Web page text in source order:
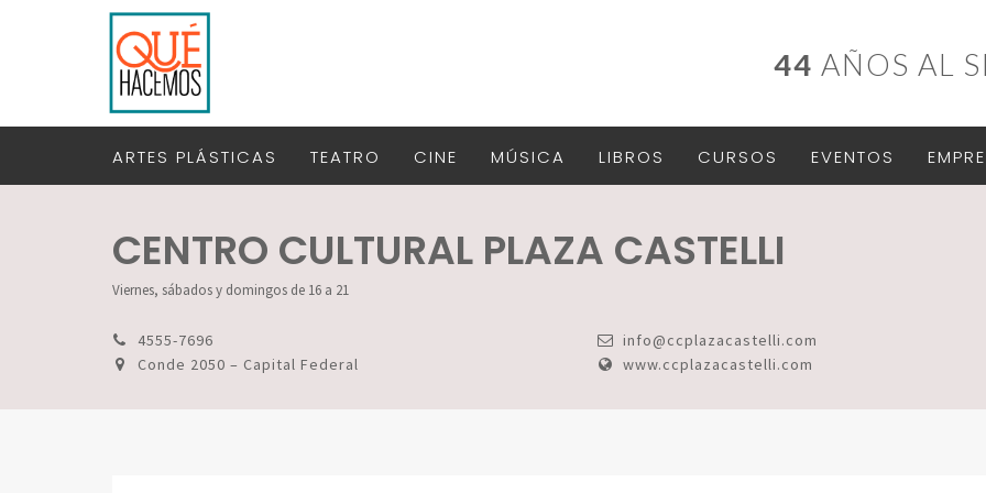
44 AÑOS AL
ARTES PLÁSTICAS TEATRO CINE MÚSICA LIBROS CURSOS EVENTOS
CENTRO CULTURAL PLAZA CASTELLI
Viernes, sábados y domingos de 16 a 21
4555-7696
info@ccplazacastelli.com
Conde 2050 – Capital Federal
www.ccplazacastelli.com